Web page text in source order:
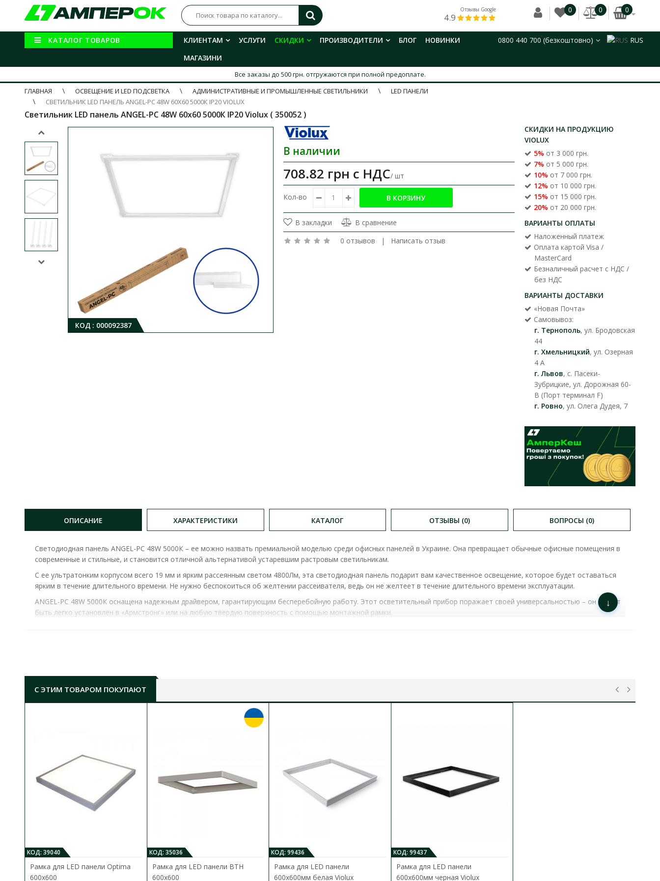
Отзывы Google
4.9
0 0 0
КАТАЛОГ ТОВАРОВ КЛИЕНТАМ УСЛУГИ СКИДКИ ПРОИЗВОДИТЕЛИ БЛОГ
НОВИНКИ
МАГАЗИНИ
0800 440 700 (безкоштовно) RUS
Все заказы до 500 грн. отгружаются при полной предоплате.
ГЛАВНАЯ
ОСВЕЩЕНИЕ И LED ПОДСВЕТКА АДМИНИСТРАТИВНЫЕ И ПРОМЫШЛЕННЫЕ СВЕТИЛЬНИКИ
LED ПАНЕЛИ
СВЕТИЛЬНИК LED ПАНЕЛЬ ANGEL-PC 48W 60Х60 5000К IP20 VIOLUX
Светильник LED панель ANGEL-PC 48W 60х60 5000К IP20 Violux​ ( 350052 )
КОД : 000092387
В наличии
708.82 грн с НДС/ шт
Кол-во
В закладки
В сравнение
0 отзывов | Написать отзыв
СКИДКИ НА ПРОДУКЦИЮ
VIOLUX
5% от 3 000 грн.
7% от 5 000 грн.
10% от 7 000 грн.
12% от 10 000 грн.
15% от 15 000 грн.
20% от 20 000 грн.
ВАРИАНТЫ ОПЛАТЫ
Наложенный платеж
Оплата картой Visa /
MasterCard
Безналичный расчет с НДС /
без НДС
ВАРИАНТЫ ДОСТАВКИ
«Новая Почта»
Самовывоз:
г. Тернополь, ул. Бродовская
44
г. Хмельницкий, ул. Озерная
4 А
г. Львов, с. Пасеки-
Зубрицкие, ул. Дорожная 60-
В (Порт терминал F)
г. Ровно, ул. Олега Дудея, 7
ОПИСАНИЕ ХАРАКТЕРИСТИКИ КАТАЛОГ ОТЗЫВЫ (0) ВОПРОСЫ (0)
Светодиодная панель ANGEL-PC 48W 5000К – ее можно назвать премиальной моделью среди офисных панелей в Украине. Она превращает обычные офисные помещения в
современные и стильные, и становится отличной альтернативой устаревшим растровым светильникам.
С ее ультратонким корпусом всего 19 мм и ярким рассеянным светом 4800Лм, эта светодиодная панель подарит вам качественное освещение, которое будет оставаться
ярким в течение длительного времени. Не нужно беспокоиться об желтении рассеивателя, ведь он не желтеет в течение длительного времени эксплуатации.
ANGEL-PC 48W 5000К оснащена надежным драйвером, гарантирующим бесперебойную работу. Этот осветительный прибор поражает своей универсальностью – он может
быть легко установлен в «Армстронг» или на любую твердую поверхность с помощью монтажной рамки.
цветовая температура:5000К
тип диода:SMD
угол рассеивания:
температурный режим работи: C до +45 oC
номинальное рабочее напряжение: 150-265 V AC
строк службы:25 000 часов
степень защиты:
материал корпуса:
размеры, мм:
гарантия:2 года
↓
С ЭТИМ ТОВАРОМ ПОКУПАЮТ
КОД: 39040
Рамка для LED панели Optima
600x600
КОД: 35036
Рамка для LED панели ВТН
600x600
КОД: 99436
Рамка для LED панели
600x600мм белая Violux
КОД: 99437
Рамка для LED панели
600x600мм черная Violux